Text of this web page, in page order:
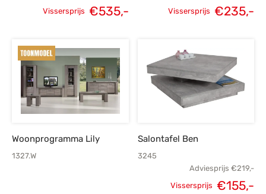
€749,-.
Vissersprijs €535,-
€535,-.
€415,-.
Vissersprijs €235,-
Woonprogramma Lily
1327.W
Salontafel Ben
3245
Adviesprijs €219,-
Vissersprijs €155,-